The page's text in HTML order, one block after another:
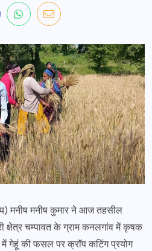
मनीष मनीष कुमार ने आज तहसील
क्षेत्र चम्पावत के ग्राम कनलगांव में कृषक
गेहूं की फसल पर क्रॉप कटिंग प्रयोग